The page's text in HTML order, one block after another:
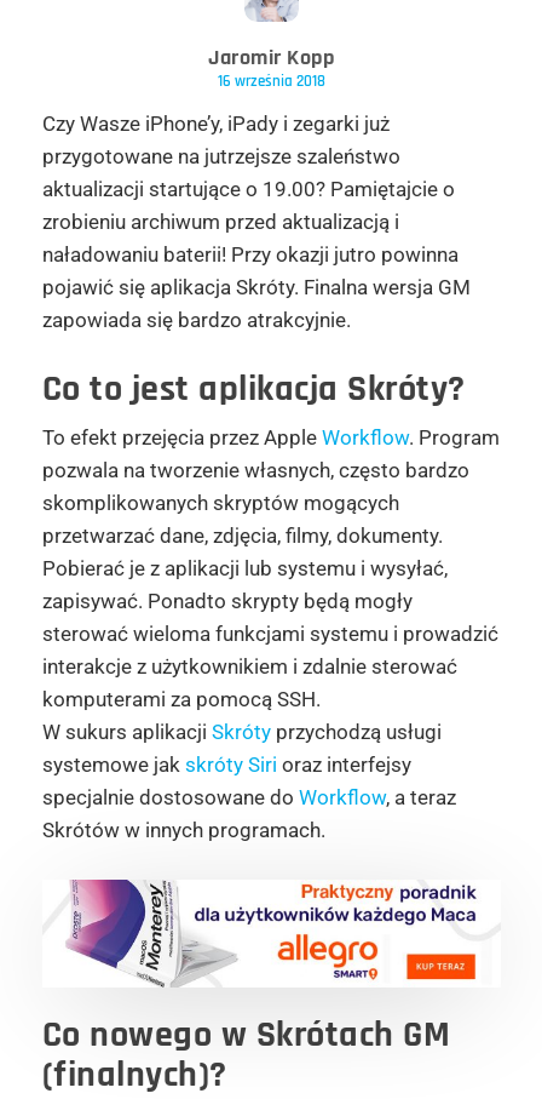
Jaromir Kopp
16 września 2018
Czy Wasze iPhone’y, iPady i zegarki już
przygotowane na jutrzejsze szaleństwo
aktualizacji startujące o 19.00? Pamiętajcie o
zrobieniu archiwum przed aktualizacją i
naładowaniu baterii! Przy okazji jutro powinna
pojawić się aplikacja Skróty. Finalna wersja GM
zapowiada się bardzo atrakcyjnie.
Co to jest aplikacja Skróty?
To efekt przejęcia przez Apple Workflow. Program
pozwala na tworzenie własnych, często bardzo
skomplikowanych skryptów mogących
przetwarzać dane, zdjęcia, filmy, dokumenty.
Pobierać je z aplikacji lub systemu i wysyłać,
zapisywać. Ponadto skrypty będą mogły
sterować wieloma funkcjami systemu i prowadzić
interakcje z użytkownikiem i zdalnie sterować
komputerami za pomocą SSH.
W sukurs aplikacji Skrótyprzychodzą usługi
systemowe jak skróty Siri oraz interfejsy
specjalnie dostosowane do Workflow, a teraz
Skrótów w innych programach.
Co nowego w Skrótach GM
(finalnych)?